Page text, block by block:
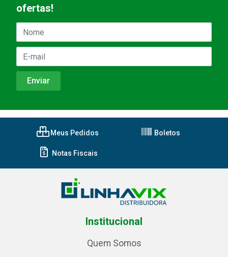
ofertas!
Meus Pedidos Boletos
Notas Fiscais
Institucional
Quem Somos